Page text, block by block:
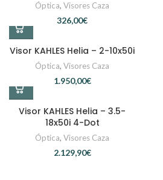
Óptica, Visores Caza
€
Visor KAHLES Helia – 2-10x50i
Óptica, Visores Caza
€
Visor KAHLES Helia – 3.5-
18x50i 4-Dot
Óptica, Visores Caza
€